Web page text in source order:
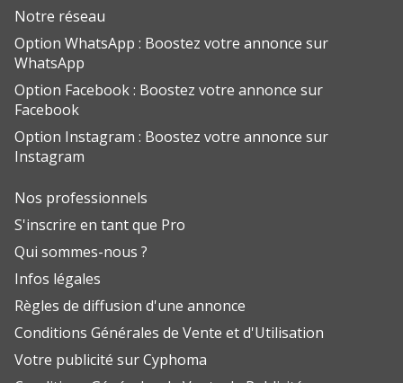
Notre réseau
Option WhatsApp : Boostez votre annonce sur
WhatsApp
Option Facebook : Boostez votre annonce sur
Facebook
Option Instagram : Boostez votre annonce sur
Instagram
Nos professionnels
S'inscrire en tant que Pro
Qui sommes-nous ?
Infos légales
Règles de diffusion d'une annonce
Conditions Générales de Vente et d'Utilisation
Votre publicité sur Cyphoma